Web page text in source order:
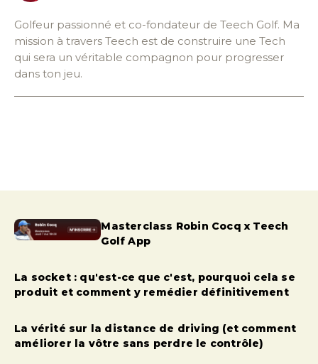
Golfeur passionné et co-fondateur de Teech Golf. Ma
mission à travers Teech est de construire une Tech
qui sera un véritable compagnon pour progresser
dans ton jeu.
Masterclass Robin Cocq x Teech
Golf App
La socket : qu'est-ce que c'est, pourquoi cela se
produit et comment y remédier définitivement
La vérité sur la distance de driving (et comment
améliorer la vôtre sans perdre le contrôle)